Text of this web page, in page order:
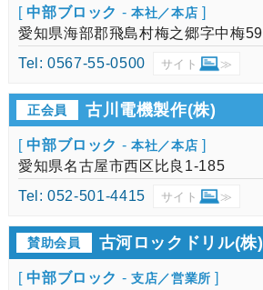
[中部ブロック - 本社／本店 ]
愛知県海部郡飛島村梅之郷字中梅59
Tel: 0567-55-0500
サイト ≫
正会員 古川電機製作(株)
[中部ブロック - 本社／本店 ]
愛知県名古屋市西区比良1-185
Tel: 052-501-4415
サイト ≫
賛助会員 古河ロックドリル(株)
[中部ブロック - 支店／営業所 ]